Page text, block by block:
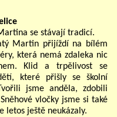
se stávají tradicí.
Martin přijíždí na bílém
která nemá zdaleka nic
Klid a trpělivost se
které přišly se školní
jsme anděla, zdobili
vločky jsme si také
letos ještě neukázaly.